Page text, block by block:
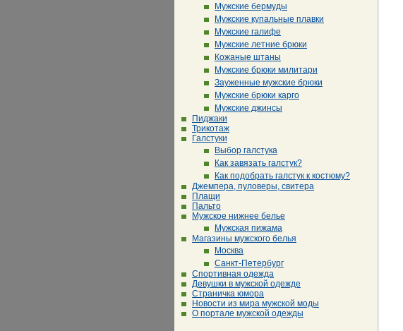
Мужские бермуды
Мужские купальные плавки
Мужские галифе
Мужские летние брюки
Кожаные штаны
Мужские брюки милитари
Зауженные мужские брюки
Мужские брюки карго
Мужские джинсы
Пиджаки
Трикотаж
Галстуки
Выбор галстука
Как завязать галстук?
Как подобрать галстук к костюму?
Джемпера, пуловеры, свитера
Плащи
Пальто
Мужское нижнее белье
Мужская пижама
Магазины мужского белья
Москва
Санкт-Петербург
Спортивная одежда
Девушки в мужской одежде
Страничка юмора
Новости из мира мужской моды
О портале мужской одежды